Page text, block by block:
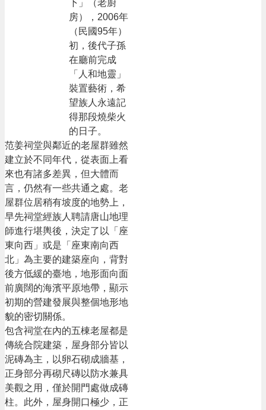
下」（老廚
房），2006年
（民國95年）
初，後代子孫
在廳前完成
「人和地靈」
裝置藝術，希
望族人永遠記
得那段燒柴火
的日子。
范姜祠堂與鄰近的老屋群雖然
建立於不同年代，從表面上看
來也有諸多差異，但大體而
言，仍然有一些共通之處。老
屋群位居稍有坡度的地勢上，
早先祠堂經族人聘請唐山地理
師進行堪輿後，決定了以「座
東向西」或是「座東南向西
北」為主要的建築座向，背對
後方低緩的臺地，地形面向面
前廣闊的海濱平原地帶，顯示
初期的營建發展與整個地形地
貌的密切關係。
包含祠堂在內的五棟老屋都是
傳統合院建築，屋身部分皆以
泥磚為主，以卵石砌成牆基，
正身部分再砌尺磚以防水兼具
美觀之用，僅於開門處做成磚
柱。此外，屋身開口極少，正